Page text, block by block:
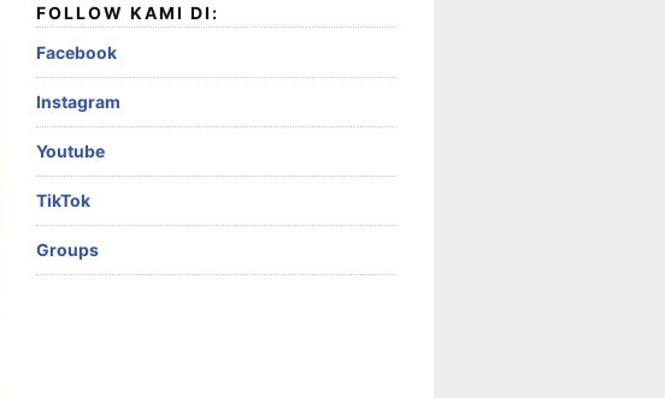
FOLLOW KAMI DI:
Facebook
Instagram
Youtube
TikTok
Groups